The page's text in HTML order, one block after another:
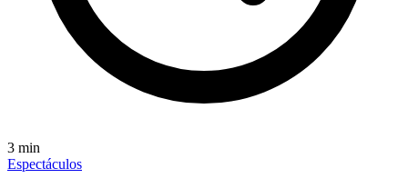
3 min
Espectáculos